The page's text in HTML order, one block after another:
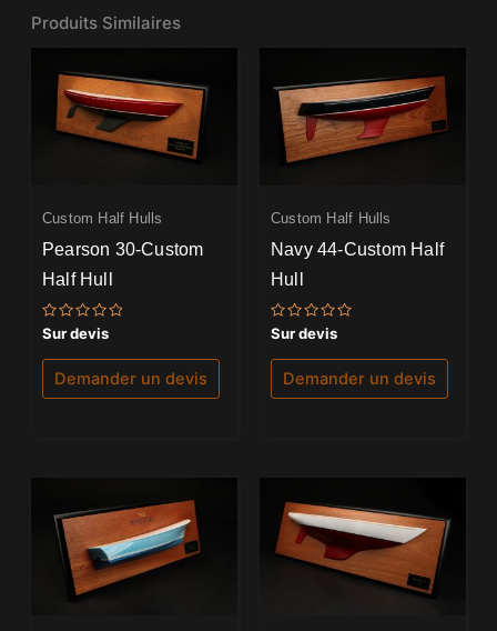
Produits Similaires
Custom Half Hulls
Pearson 30-Custom
Half Hull
Note
0
sur
Sur devis
Demander un devis
Custom Half Hulls
Navy 44-Custom Half
Hull
Note
0
sur
Sur devis
Demander un devis